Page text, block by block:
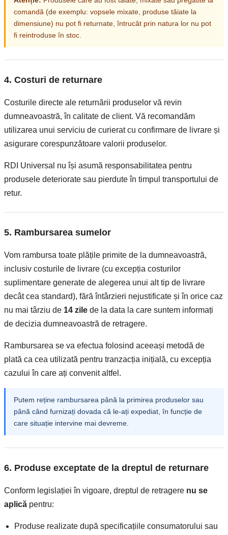
comandă (de exemplu: vopsele mixate, produse tăiate la
dimensiune) nu pot fi returnate, întrucât prin natura lor nu pot
fi reintroduse în stoc.
4. Costuri de returnare
Costurile directe ale returnării produselor vă revin
dumneavoastră, în calitate de client. Vă recomandăm
utilizarea unui serviciu de curierat cu confirmare de livrare și
asigurare corespunzătoare valorii produselor.
RDI Universal nu își asumă responsabilitatea pentru
produsele deteriorate sau pierdute în timpul transportului de
retur.
5. Rambursarea sumelor
Vom rambursa toate plățile primite de la dumneavoastră,
inclusiv costurile de livrare (cu excepția costurilor
suplimentare generate de alegerea unui alt tip de livrare
decât cea standard), fără întârzieri nejustificate și în orice caz
nu mai târziu de 14 zile de la data la care suntem informați
de decizia dumneavoastră de retragere.
Rambursarea se va efectua folosind aceeași metodă de
plată ca cea utilizată pentru tranzacția inițială, cu excepția
cazului în care ați convenit altfel.
Putem reține rambursarea până la primirea produselor sau
până când furnizați dovada că le-ați expediat, în funcție de
care situație intervine mai devreme.
6. Produse exceptate de la dreptul de returnare
Conform legislației în vigoare, dreptul de retragere nu se
aplică pentru:
Produse realizate după specificațiile consumatorului sau